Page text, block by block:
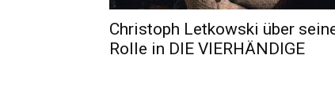
Christoph Letkowski über
Rolle in DIE VIERHÄNDIGE